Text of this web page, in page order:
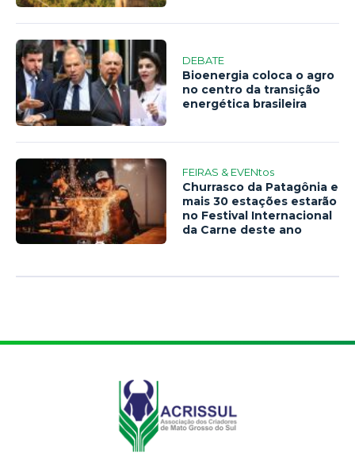
DEBATE
Bioenergia coloca o agro
no centro da transição
energética brasileira
FEIRAS & EVENtos
Churrasco da Patagônia e
mais 30 estações estarão
no Festival Internacional
da Carne deste ano